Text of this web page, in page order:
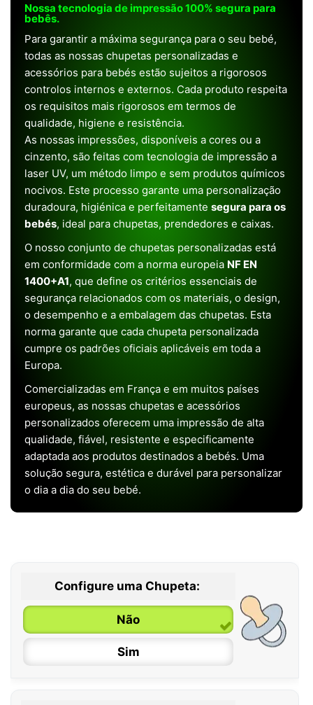
Nossa tecnologia de impressão 100% segura para
bebês.
Para garantir a máxima segurança para o seu bebé,
todas as nossas chupetas personalizadas e
acessórios para bebés estão sujeitos a rigorosos
controlos internos e externos. Cada produto respeita
os requisitos mais rigorosos em termos de
qualidade, higiene e resistência.
As nossas impressões, disponíveis a cores ou a
cinzento, são feitas com tecnologia de impressão a
laser UV, um método limpo e sem produtos químicos
nocivos. Este processo garante uma personalização
duradoura, higiénica e perfeitamente segura para os
bebés, ideal para chupetas, prendedores e caixas.
O nosso conjunto de chupetas personalizadas está
em conformidade com a norma europeia NF EN
1400+A1, que define os critérios essenciais de
segurança relacionados com os materiais, o design,
o desempenho e a embalagem das chupetas. Esta
norma garante que cada chupeta personalizada
cumpre os padrões oficiais aplicáveis em toda a
Europa.
Comercializadas em França e em muitos países
europeus, as nossas chupetas e acessórios
personalizados oferecem uma impressão de alta
qualidade, fiável, resistente e especificamente
adaptada aos produtos destinados a bebés. Uma
solução segura, estética e durável para personalizar
o dia a dia do seu bebé.
Configure uma Chupeta:
Não
Sim